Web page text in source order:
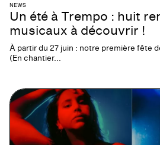
NEWS
Un été à Trempo : huit
musicaux à découvrir !
À partir du 27 juin : notre première fête
(En chantier...